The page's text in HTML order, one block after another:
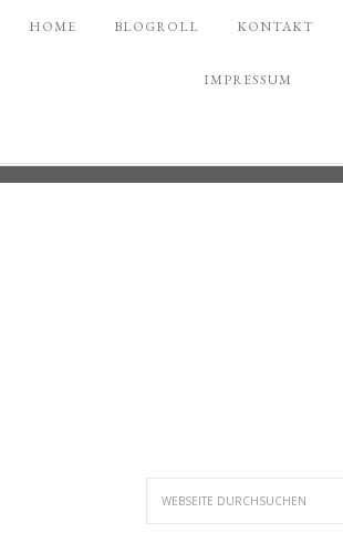
HOME BLOGROLL KONTAKT
IMPRESSUM